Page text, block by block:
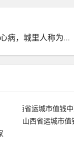
农村这种带刺的野草，是庄稼人的心病，城里人称为“止血菜”
山西省运城市值